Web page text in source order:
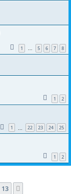
1 ... 5 6 7 8
1 2
1 22 23 24 25
1 2
13